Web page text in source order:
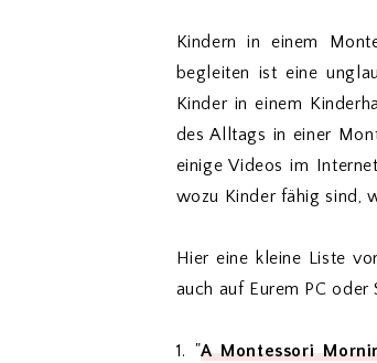
Kindern in einem
begleiten ist eine
Kinder in einem
des Alltags in einer
einige Videos im
wozu Kinder fähig sind,
Hier eine kleine Liste
auch auf Eurem PC
1. "A Montessori